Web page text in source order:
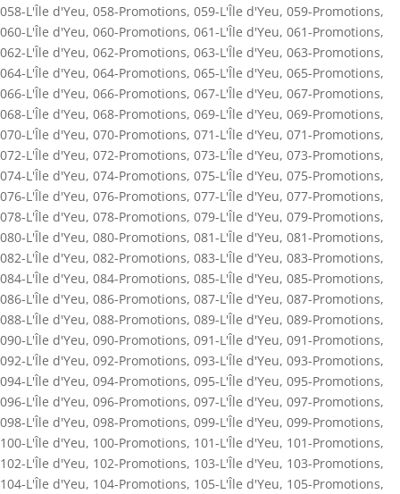
058-L'Île d'Yeu, 058-Promotions, 059-L'Île d'Yeu, 059-Promotions,
060-L'Île d'Yeu, 060-Promotions, 061-L'Île d'Yeu, 061-Promotions,
062-L'Île d'Yeu, 062-Promotions, 063-L'Île d'Yeu, 063-Promotions,
064-L'Île d'Yeu, 064-Promotions, 065-L'Île d'Yeu, 065-Promotions,
066-L'Île d'Yeu, 066-Promotions, 067-L'Île d'Yeu, 067-Promotions,
068-L'Île d'Yeu, 068-Promotions, 069-L'Île d'Yeu, 069-Promotions,
070-L'Île d'Yeu, 070-Promotions, 071-L'Île d'Yeu, 071-Promotions,
072-L'Île d'Yeu, 072-Promotions, 073-L'Île d'Yeu, 073-Promotions,
074-L'Île d'Yeu, 074-Promotions, 075-L'Île d'Yeu, 075-Promotions,
076-L'Île d'Yeu, 076-Promotions, 077-L'Île d'Yeu, 077-Promotions,
078-L'Île d'Yeu, 078-Promotions, 079-L'Île d'Yeu, 079-Promotions,
080-L'Île d'Yeu, 080-Promotions, 081-L'Île d'Yeu, 081-Promotions,
082-L'Île d'Yeu, 082-Promotions, 083-L'Île d'Yeu, 083-Promotions,
084-L'Île d'Yeu, 084-Promotions, 085-L'Île d'Yeu, 085-Promotions,
086-L'Île d'Yeu, 086-Promotions, 087-L'Île d'Yeu, 087-Promotions,
088-L'Île d'Yeu, 088-Promotions, 089-L'Île d'Yeu, 089-Promotions,
090-L'Île d'Yeu, 090-Promotions, 091-L'Île d'Yeu, 091-Promotions,
092-L'Île d'Yeu, 092-Promotions, 093-L'Île d'Yeu, 093-Promotions,
094-L'Île d'Yeu, 094-Promotions, 095-L'Île d'Yeu, 095-Promotions,
096-L'Île d'Yeu, 096-Promotions, 097-L'Île d'Yeu, 097-Promotions,
098-L'Île d'Yeu, 098-Promotions, 099-L'Île d'Yeu, 099-Promotions,
100-L'Île d'Yeu, 100-Promotions, 101-L'Île d'Yeu, 101-Promotions,
102-L'Île d'Yeu, 102-Promotions, 103-L'Île d'Yeu, 103-Promotions,
104-L'Île d'Yeu, 104-Promotions, 105-L'Île d'Yeu, 105-Promotions,